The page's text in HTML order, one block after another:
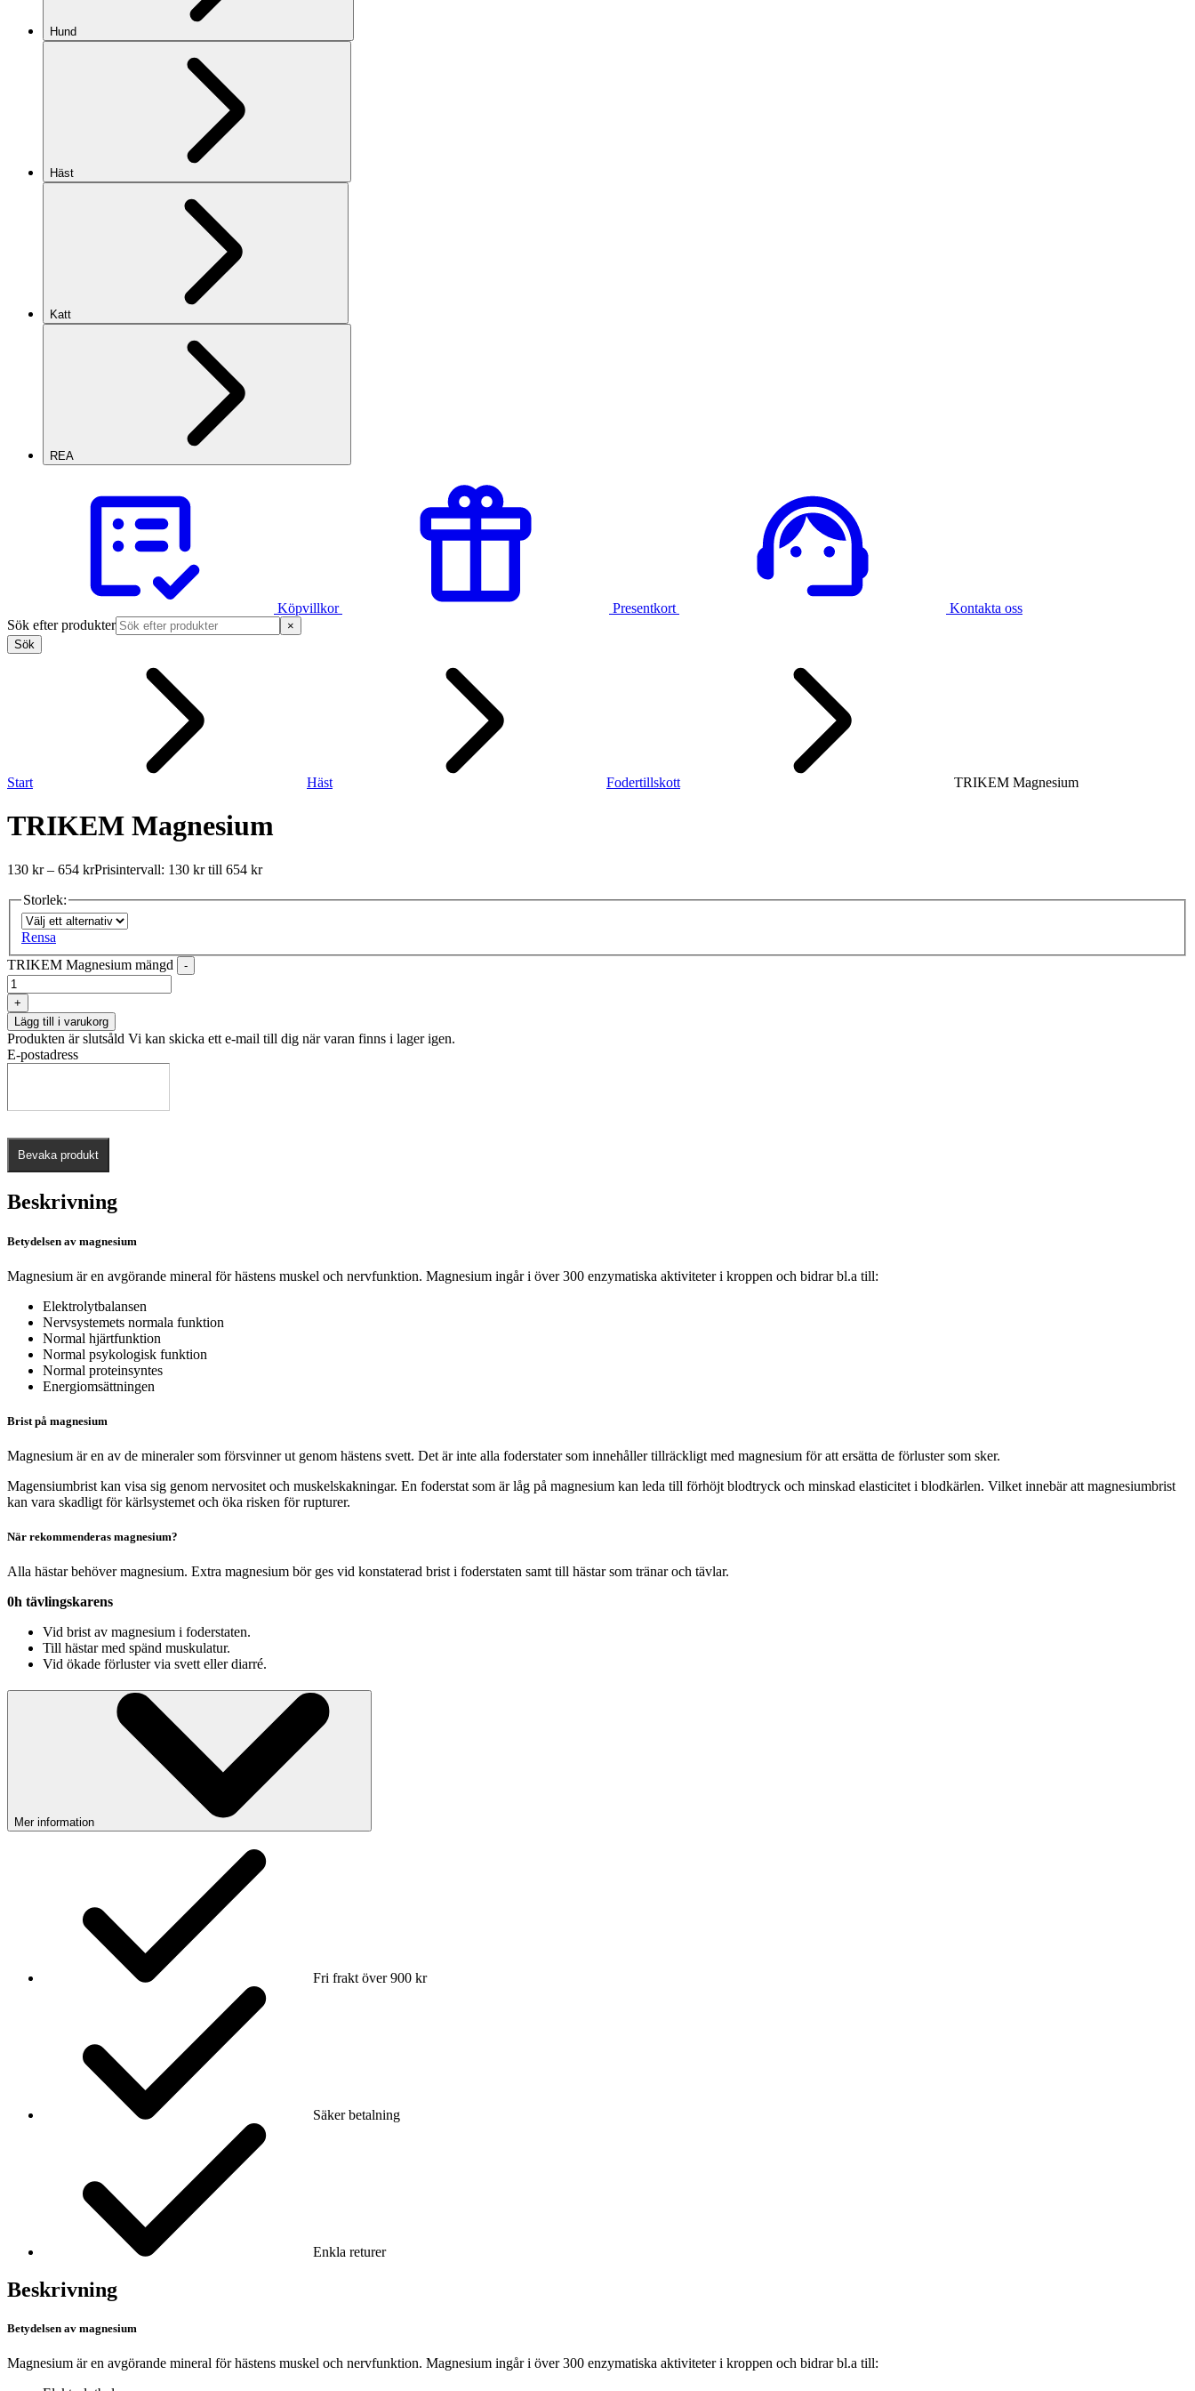
Hund
Häst
Katt
REA
Köpvillkor Presentkort
Kontakta oss
Sök efter produkter
×
Sök
Start Häst Fodertillskott TRIKEM Magnesium
TRIKEM Magnesium
130 kr – 654 krPrisintervall: 130 kr till 654 kr
Storlek:
Rensa
TRIKEM Magnesium mängd
-
+
Lägg till i varukorg
Produkten är slutsåld Vi kan skicka ett e-mail till dig när varan finns i lager igen.
E-postadress
Bevaka produkt
Beskrivning
Betydelsen av magnesium
Magnesium är en avgörande mineral för hästens muskel och nervfunktion. Magnesium ingår i över 300 enzymatiska aktiviteter i kroppen och bidrar bl.a till:
Elektrolytbalansen
Nervsystemets normala funktion
Normal hjärtfunktion
Normal psykologisk funktion
Normal proteinsyntes
Energiomsättningen
Brist på magnesium
Magnesium är en av de mineraler som försvinner ut genom hästens svett. Det är inte alla foderstater som innehåller tillräckligt med magnesium för att ersätta de förluster som sker.
Magensiumbrist kan visa sig genom nervositet och muskelskakningar. En foderstat som är låg på magnesium kan leda till förhöjt blodtryck och minskad elasticitet i blodkärlen. Vilket innebär att magnesiumbrist
kan vara skadligt för kärlsystemet och öka risken för rupturer.
När rekommenderas magnesium?
Alla hästar behöver magnesium. Extra magnesium bör ges vid konstaterad brist i foderstaten samt till hästar som tränar och tävlar.
0h tävlingskarens
Vid brist av magnesium i foderstaten.
Till hästar med spänd muskulatur.
Vid ökade förluster via svett eller diarré.
Mer information
Fri frakt över 900 kr
Säker betalning
Enkla returer
Beskrivning
Betydelsen av magnesium
Magnesium är en avgörande mineral för hästens muskel och nervfunktion. Magnesium ingår i över 300 enzymatiska aktiviteter i kroppen och bidrar bl.a till: